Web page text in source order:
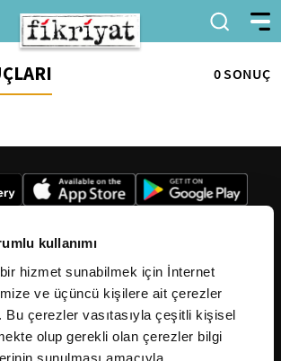
kullanımı
hizmet sunabilmek için İnternet
ve üçüncü kişilere ait çerezler
Bu çerezler vasıtasıyla çeşitli kişisel
olup gerekli olan çerezler bilgi
sunulması amacıyla
0 SONUÇ
hakları saklıdır.